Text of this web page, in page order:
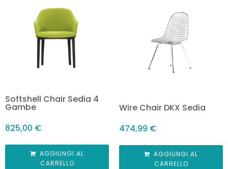
Softshell Chair Sedia 4
Gambe
825,00 €
AGGIUNGI AL
CARRELLO
Wire Chair DKX Sedia
474,99 €
AGGIUNGI AL
CARRELLO